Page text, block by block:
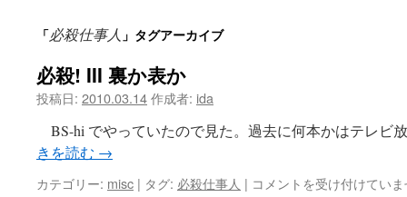
ツ
へ
「必殺仕事人 」タグアーカイブ
必殺! III 裏か表か
投稿日: 2010.03.14作成者: ida
BS-hi でやっていたので見た。過去に何本かはテレビ
きを読む →
カテゴリー: misc | タグ: 必殺仕事人 | 必
コメントを受け付けてい